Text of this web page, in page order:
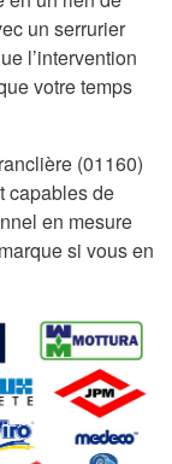
un serrurier
l’intervention
votre temps
(01160)
capables de
en mesure
si vous en